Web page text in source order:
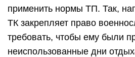
применить нормы ТП. Так,
ТК закрепляет право
требовать, чтобы ему были
неиспользованные дни